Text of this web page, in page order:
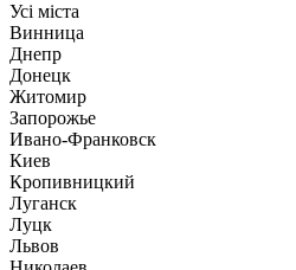
Усі міста
Винница
Днепр
Донецк
Житомир
Запорожье
Ивано-Франковск
Киев
Кропивницкий
Луганск
Луцк
Львов